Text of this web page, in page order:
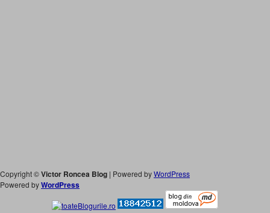
Copyright ©Victor Roncea Blog | Powered byWordPress
Powered byWordPress